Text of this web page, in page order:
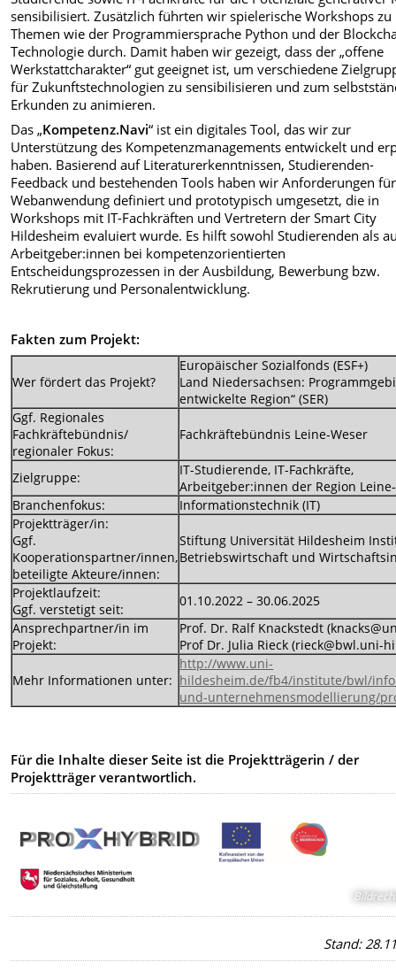
sensibilisiert. Zusätzlich führten wir spielerische Workshops zu
Themen wie der Programmiersprache Python und der
Technologie durch. Damit haben wir gezeigt, dass der „offene
Werkstattcharakter“ gut geeignet ist, um verschiedene
für Zukunftstechnologien zu sensibilisieren und zum
Erkunden zu animieren.
Das „Kompetenz.Navi“ ist ein digitales Tool, das wir zur
Unterstützung des Kompetenzmanagements entwickelt und
haben. Basierend auf Literaturerkenntnissen, Studierenden-
Feedback und bestehenden Tools haben wir Anforderungen
Webanwendung definiert und prototypisch umgesetzt, die in
Workshops mit IT-Fachkräften und Vertretern der Smart City
Hildesheim evaluiert wurde. Es hilft sowohl Studierenden als
Arbeitgeber:innen bei kompetenzorientierten
Entscheidungsprozessen in der Ausbildung, Bewerbung bzw.
Rekrutierung und Personalentwicklung.
Fakten zum Projekt:
Wer fördert das Projekt?
Europäischer Sozialfonds (ESF+)
Land Niedersachsen:
entwickelte Region“ (SER)
Ggf. Regionales
Fachkräftebündnis/
regionaler Fokus:
Fachkräftebündnis Leine-Weser
Zielgruppe:
IT-Studierende, IT-Fachkräfte,
Arbeitgeber:innen der Region
Branchenfokus:
Informationstechnik (IT)
Projektträger/in:
Ggf.
Kooperationspartner/innen,
beteiligte Akteure/innen:
Stiftung Universität Hildesheim
Betriebswirtschaft und
Projektlaufzeit:
Ggf. verstetigt seit:
01.10.2022 – 30.06.2025
Ansprechpartner/in im
Projekt:
Prof. Dr. Ralf Knackstedt
Prof Dr. Julia Rieck (rieck@bwl.uni-
Mehr Informationen unter:
http://www.uni-
hildesheim.de/fb4/institute/bwl/
und-unternehmensmodellierung/
Für die Inhalte dieser Seite ist die Projektträgerin / der
Projektträger verantwortlich.
Stand: